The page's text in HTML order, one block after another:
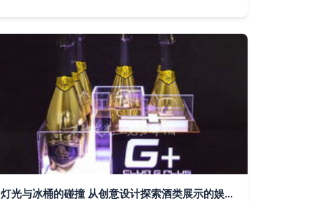
灯光与冰桶的碰撞 从创意设计探索酒类展示的娱乐化趋向